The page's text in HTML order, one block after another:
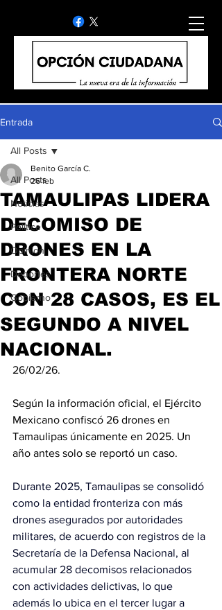
Entrada
All Posts
Noticias
Politica
Opinion
Deportes
Gobierno
All Posts
TAMAULIPAS LIDERA
DECOMISO DE
DRONES EN LA
FRONTERA NORTE
CON 28 CASOS, ES EL
SEGUNDO A NIVEL
NACIONAL.
Benito García C.
26 feb
26/02/26.
Según la información oficial, el Ejército
Mexicano confiscó 26 drones en
Tamaulipas únicamente en 2025. Un
año antes solo se reportó un caso.
Durante 2025, Tamaulipas se consolidó
como la entidad fronteriza con más
drones asegurados por autoridades
militares, de acuerdo con registros de la
Secretaría de la Defensa Nacional, al
acumular 28 decomisos relacionados
con actividades delictivas, lo que
además lo ubica en el tercer lugar a